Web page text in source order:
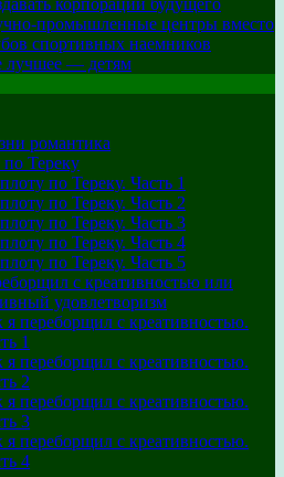
корпорации будущего
промышленные центры вместо
спортивных наемников
лучшее — детям
романтика
Тереку
по Тереку. Часть 1
по Тереку. Часть 2
по Тереку. Часть 3
по Тереку. Часть 4
по Тереку. Часть 5
с креативностью или
удовлетворизм
я переборщил с креативностью.
1
я переборщил с креативностью.
2
я переборщил с креативностью.
3
я переборщил с креативностью.
4